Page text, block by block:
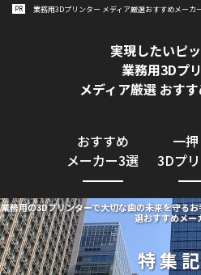
PR 業務用3Dプリンター メディア厳選おすすめメーカ
業務用3Dプリンター導入
実現したいピ
業務用3Dプ
メディア厳選 おす
おすすめ
メーカー3選
一
3Dプ
業務用の3Dプリンターで大切な歯の未来を守る
選おすすめメー
特集